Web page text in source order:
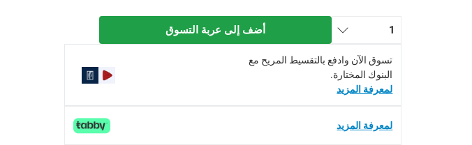
1 أضف إلى عربة التسوق
تسوق الآن وادفع بالتقسيط المريح مع
البنوك المختارة.
لمعرفة المزيد
لمعرفة المزيد